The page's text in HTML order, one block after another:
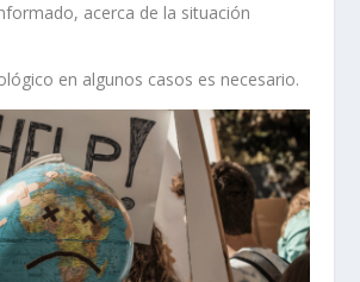
acerca de la situación
en algunos casos es necesario.